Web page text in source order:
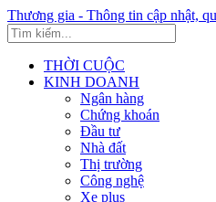
Thương gia - Thông tin cập nhật,
THỜI CUỘC
KINH DOANH
Ngân hàng
Chứng khoán
Đầu tư
Nhà đất
Thị trường
Công nghệ
Xe plus